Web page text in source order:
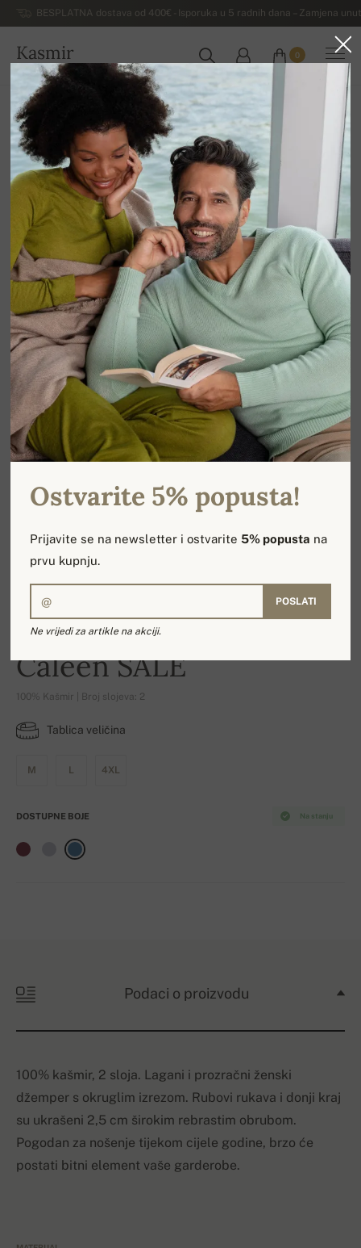
BESPLATNA dostava od 400€ - Isporuka u 5 radnih dana – Zamjena
Kasmir
HRVATSKA
0
Kuća
-17%
Caleen SALE
100% Kašmir | Broj slojeva: 2
Tablica veličina
M L 4XL
Na stanju
DOSTUPNE BOJE
Podaci o proizvodu
100% kašmir, 2 sloja. Lagani i prozračni ženski
džemper s okruglim izrezom. Rubovi rukava i donji kraj
su ukrašeni 2,5 cm širokim rebrastim obrubom.
Pogodan za nošenje tijekom cijele godine, brzo će
postati bitni element vaše garderobe.
Ostvarite 5% popusta!
Prijavite se na newsletter i ostvarite5% popusta na
prvu kupnju.
POSLATI
Ne vrijedi za artikle na akciji.